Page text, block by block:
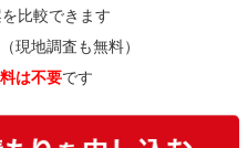
比較できます
現地調査も無料）
は不要です